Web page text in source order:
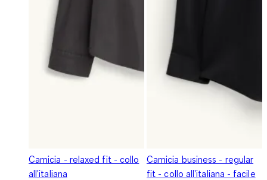
Camicia - relaxed fit - collo
all'italiana
Camicia business - regular
fit - collo all'italiana - facile